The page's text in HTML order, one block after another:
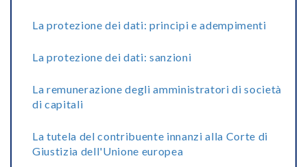
La protezione dei dati: principi e adempimenti
La protezione dei dati: sanzioni
La remunerazione degli amministratori di società
di capitali
La tutela del contribuente innanzi alla Corte di
Giustizia dell'Unione europea